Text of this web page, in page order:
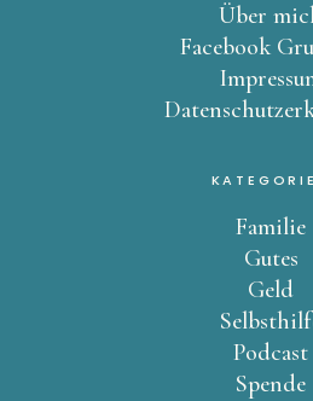
Über
Facebook
Familie
Gutes
Geld
Podcast
Spende